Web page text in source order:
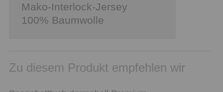
Mako-Interlock-Jersey
100% Baumwolle
Zu diesem Produkt empfehlen wir